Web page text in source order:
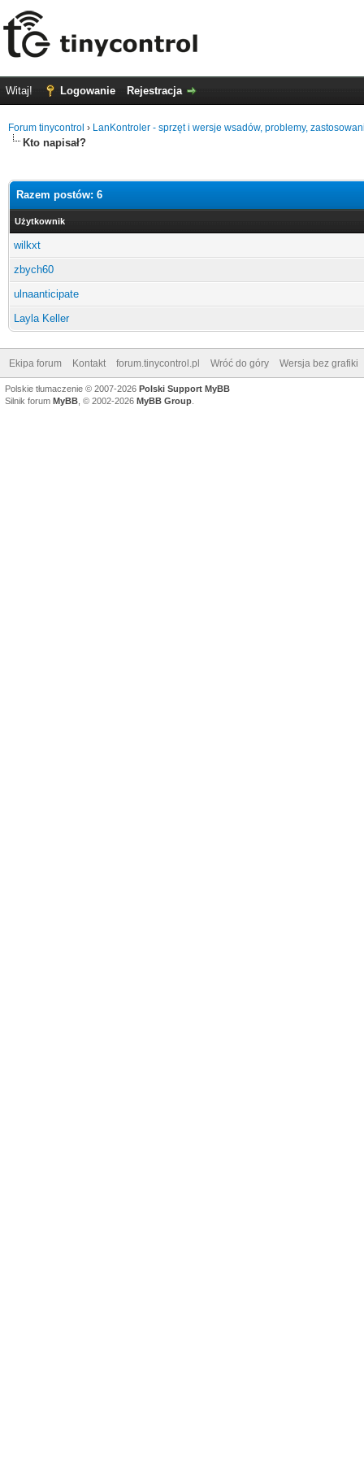
Witaj! Logowanie Rejestracja
Forum tinycontrol › LanKontroler - sprzęt i wersje wsadów, problemy,
Kto napisał?
Razem postów: 6
Użytkownik
wilkxt
zbych60
ulnaanticipate
Layla Keller
Ekipa forum Kontakt forum.tinycontrol.pl Wróć do góry Wersja bez grafiki
Polskie tłumaczenie © 2007-2026 Polski Support MyBB
Silnik forum MyBB , © 2002-2026 MyBB Group